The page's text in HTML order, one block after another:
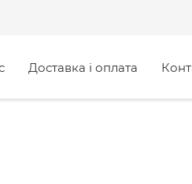
Доставка і оплата